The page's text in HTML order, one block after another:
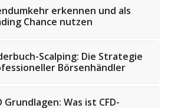
erkennen und als
Chance nutzen
Scalping: Die Strategie
Börsenhändler
Grundlagen: Was ist CFD-